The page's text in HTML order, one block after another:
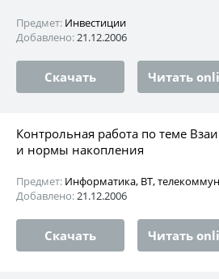
Предмет: Инвестиции
Добавлено:21.12.2006
Скачать Читать
Контрольная работа по теме
и нормы накопления
Предмет: Информатика, ВТ,
Добавлено:21.12.2006
Скачать Читать